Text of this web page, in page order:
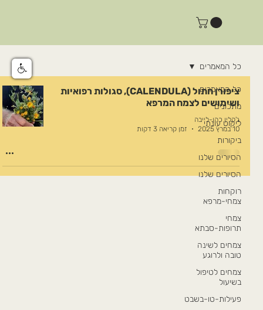
כל המאמרים
מתכונים
ליקוט עונתי
ביקורות
הסיורים שלנו
הסיורים שלנו
רוקחות
צמחי-מרפא
צמחי
תרופות-סבתא
צמחים לשינה
טובה ולרוגע
צמחים לטיפול
בשיעול
פעילות-טו-בשבט
כל המאמרים
ציפורן חתול (CALENDULA), סגולות רפואיות
ושימושים לצמח המרפא
ג'קלין כהן-לייבה
10 במרץ 2025
זמן קריאה 3 דקות